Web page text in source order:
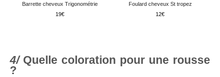
Barrette cheveux Trigonométrie
19
Foulard cheveux St tropez
12
Quelle coloration pour une rousse
?